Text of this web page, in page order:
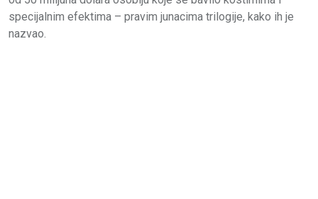
specijalnim efektima – pravim junacima trilogije, kako ih je
nazvao.